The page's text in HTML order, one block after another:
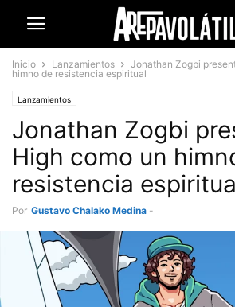
Inicio Lanzamientos
Jonathan Zogbi
himno de resistencia espiritual
Lanzamientos
Jonathan Zogbi
High como un
resistencia
Por Gustavo Chalako Medina -